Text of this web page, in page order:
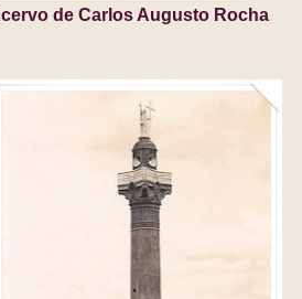
de Carlos Augusto Rocha